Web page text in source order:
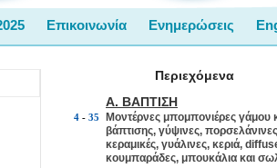
Επικοινωνία Ενημερώσεις
Περιεχόμενα
Α. ΒΑΠΤΙΣΗ
4 - 35
Μοντέρνες μπομπονιέρες γάμου
βάπτισης, γύψινες,
κεραμικές, γυάλινες, κεριά,
κουμπαράδες, μπουκάλια και